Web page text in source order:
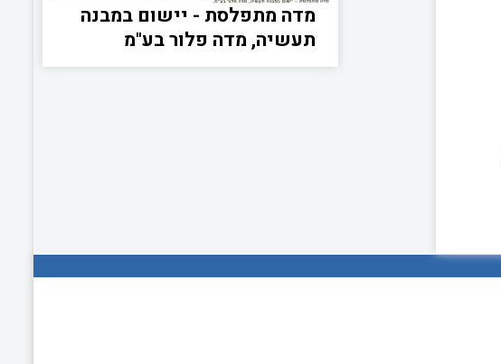
מדה מתפלסת - יישום במבנה
תעשיה, מדה פלור בע"מ